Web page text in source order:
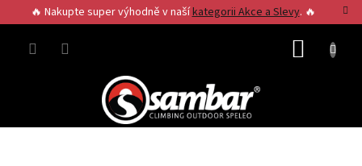
na
obsah
🔥 Nakupte super výhodně v našíkategorii Akce a Slevy. 🔥